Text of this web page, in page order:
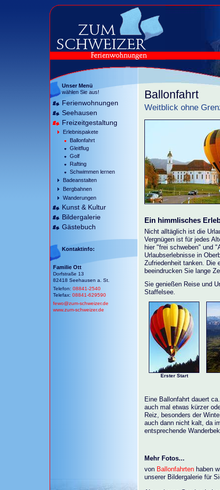
Unser Menü
wählen Sie aus!
Ferienwohnungen
Seehausen
Freizeitgestaltung
Erlebnispakete
Ballonfahrt
Gleitflug
Golf
Rafting
Schwimmen lernen
Badeanstalten
Bergbahnen
Wanderungen
Kunst & Kultur
Bildergalerie
Gästebuch
Kontaktinfo:
Familie Ott
Dorfstraße 13
82418 Seehausen a. St.
Telefon:08841-2540
Telefax:08841-629590
fewo@zum-schweizer.de
www.zum-schweizer.de
Ballonfahrt
Weitblick ohne
Ein himmlisches
Nicht alltäglich ist die
Vergnügen ist für jedes
hier "frei schweben" und
Urlaubserlebnisse in
Zufriedenheit tanken. Die
beeindrucken Sie lange
Sie genießen Reise und
Staffelsee.
Erster Start
Eine Ballonfahrt dauert
auch mal etwas kürzer
Reiz, besonders der
auch dann nicht kalt, da
entsprechende
Mehr Fotos...
von Ballonfahrten haben
unserer Bildergalerie für